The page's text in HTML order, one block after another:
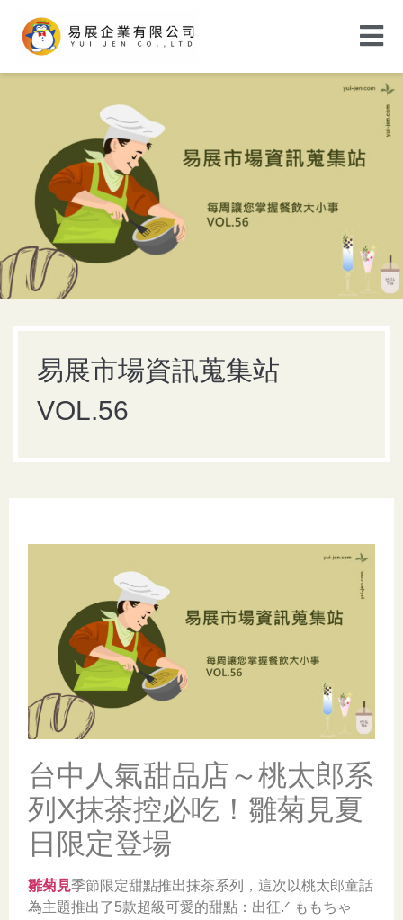
易展市場資訊蒐集站
VOL.56
台中人氣甜品店～桃太郎系
列X抹茶控必吃！雛菊見夏
日限定登場
雛菊見季節限定甜點推出抹茶系列，這次以桃太郎童話
為主題推出了5款超級可愛的甜點：出征.ᐟ ももちゃ